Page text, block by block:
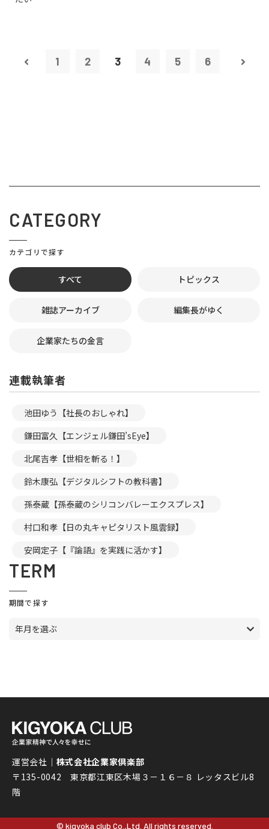
1 2 3 4 5 6
CATEGORY
カテゴリで探す
すべて トピックス
雑誌アーカイブ 編集長がゆく
企業家たちの金言
連載執筆者
池田ゆう【社長のおしゃれ】
鎌田富久【エンジェル鎌田’sEye】
北尾吉孝【世相を斬る！】
鈴木康弘【デジタルシフトの教科書】
孫泰蔵【孫泰蔵のシリコンバレーエクスプレス】
村口和孝【日の丸キャピタリスト風雲録】
安岡定子【『論語』を実践に活かす】
TERM
期間で探す
年月を選ぶ
運営会社｜ 株式会社企業家倶楽部
〒135-0042 東京都江東区木場３－１６－８ レッタスビル8
階
© kigyoka club Co.,Ltd. All rights reserved.